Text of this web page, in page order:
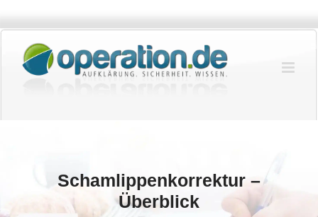
springen
Schamlippenkorrektur –
Überblick